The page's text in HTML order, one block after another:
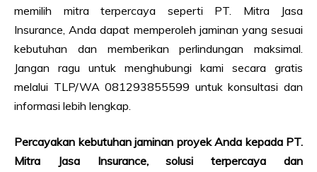
memilih mitra terpercaya seperti PT. Mitra Jasa
Insurance, Anda dapat memperoleh jaminan yang sesuai
kebutuhan dan memberikan perlindungan maksimal.
Jangan ragu untuk menghubungi kami secara gratis
melalui TLP/WA 081293855599 untuk konsultasi dan
informasi lebih lengkap.
Percayakan kebutuhan jaminan proyek Anda kepada PT.
Mitra Jasa Insurance, solusi terpercaya dan